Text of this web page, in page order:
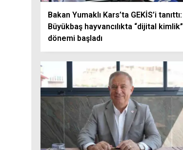
Bakan Yumaklı Kars’ta GEKİS’i tanıttı:
Büyükbaş hayvancılıkta “dijital kimlik”
dönemi başladı